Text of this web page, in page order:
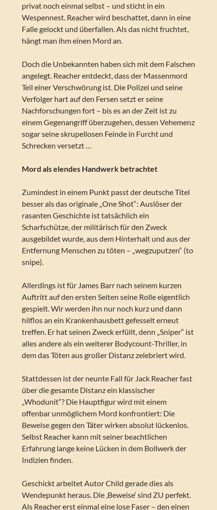
privat noch einmal selbst – und sticht in ein
Wespennest. Reacher wird beschattet, dann in eine
Falle gelockt und überfallen. Als das nicht fruchtet,
hängt man ihm einen Mord an.
Doch die Unbekannten haben sich mit dem Falschen
angelegt. Reacher entdeckt, dass der Massenmord
Teil einer Verschwörung ist. Die Polizei und seine
Verfolger hart auf den Fersen setzt er seine
Nachforschungen fort – bis es an der Zeit ist zu
einem Gegenangriff überzugehen, dessen Vehemenz
sogar seine skrupellosen Feinde in Furcht und
Schrecken versetzt …
Mord als elendes Handwerk betrachtet
Zumindest in einem Punkt passt der deutsche Titel
besser als das originale „One Shot“: Auslöser der
rasanten Geschichte ist tatsächlich ein
Scharfschütze, der militärisch für den Zweck
ausgebildet wurde, aus dem Hinterhalt und aus der
Entfernung Menschen zu töten – „wegzuputzen“ (to
snipe).
Allerdings ist für James Barr nach seinem kurzen
Auftritt auf den ersten Seiten seine Rolle eigentlich
gespielt. Wir werden ihn nur noch kurz und dann
hilflos an ein Krankenhausbett gefesselt erneut
treffen. Er hat seinen Zweck erfüllt, denn „Sniper“ ist
alles andere als ein weiterer Bodycount-Thriller, in
dem das Töten aus großer Distanz zelebriert wird.
Stattdessen ist der neunte Fall für Jack Reacher fast
über die gesamte Distanz ein klassischer
„Whodunit“? Die Hauptfigur wird mit einem
offenbar unmöglichem Mord konfrontiert: Die
Beweise gegen den Täter wirken absolut lückenlos.
Selbst Reacher kann mit seiner beachtlichen
Erfahrung lange keine Lücken in dem Bollwerk der
Indizien finden.
Geschickt arbeitet Autor Child gerade dies als
Wendepunkt heraus. Die ‚Beweise‘ sind ZU perfekt.
Als Reacher erst einmal eine lose Faser – den einen